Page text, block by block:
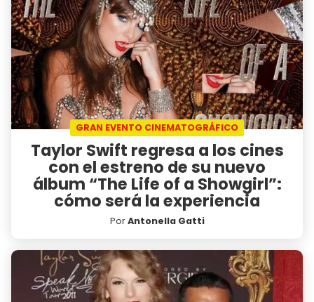
GRAN EVENTO CINEMATOGRÁFICO
Taylor Swift regresa a los cines
con el estreno de su nuevo
álbum “The Life of a Showgirl”:
cómo será la experiencia
PorAntonella Gatti